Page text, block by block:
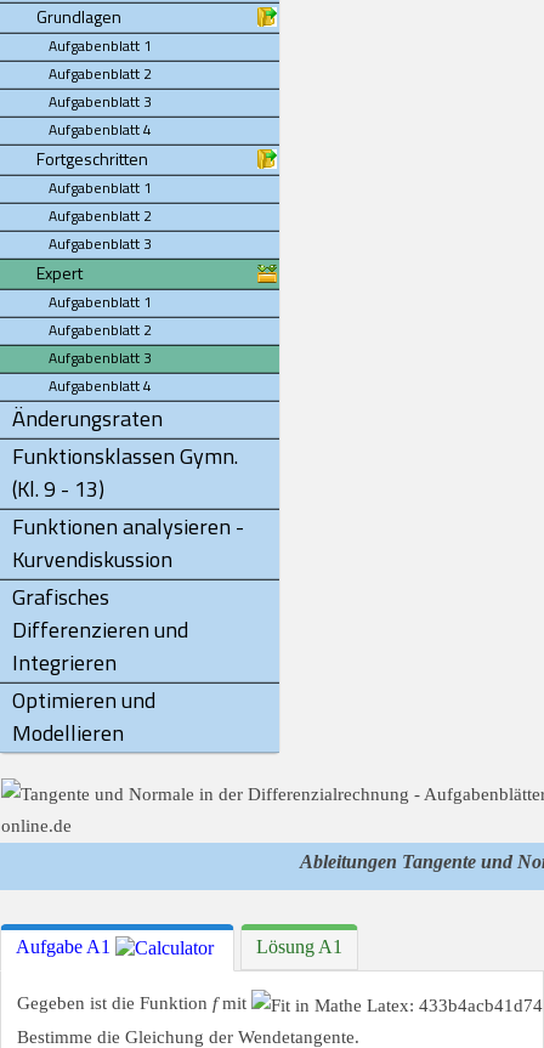
Grundlagen
Aufgabenblatt 1
Aufgabenblatt 2
Aufgabenblatt 3
Aufgabenblatt 4
Fortgeschritten
Aufgabenblatt 1
Aufgabenblatt 2
Aufgabenblatt 3
Expert
Aufgabenblatt 1
Aufgabenblatt 2
Aufgabenblatt 3
Aufgabenblatt 4
Änderungsraten
Funktionsklassen Gymn.
(Kl. 9 - 13)
Funktionen analysieren -
Kurvendiskussion
Grafisches
Differenzieren und
Integrieren
Optimieren und
Modellieren
Ableitungen Tangente und
Aufgabe A1 Lösung A1
Gegeben ist die Funktion fmit
Bestimme die Gleichung der Wendetangente.